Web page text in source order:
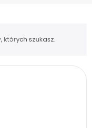
których szukasz.